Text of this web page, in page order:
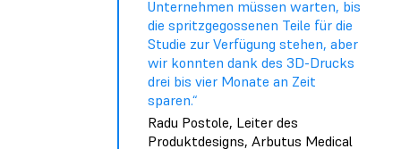
Unternehmen müssen warten, bis
die spritzgegossenen Teile für die
Studie zur Verfügung stehen, aber
wir konnten dank des 3D-Drucks
drei bis vier Monate an Zeit
sparen.“
Radu Postole, Leiter des
Produktdesigns, Arbutus Medical